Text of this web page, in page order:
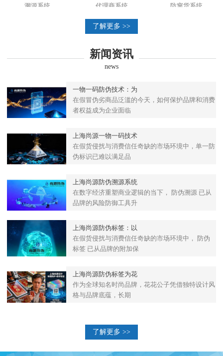
溯源系统 代理商系统 防窜货系统
了解更多 >>
新闻资讯
news
一物一码防伪技术：为
在假冒伪劣商品泛滥的今天，如何保护品牌和消费
者权益成为企业面临
上海尚源一物一码技术
在假货侵扰与消费信任奇缺的市场环境中，单一防
伪标识已难以满足品
上海尚源防伪溯源系统
在数字经济重塑商业逻辑的当下， 防伪溯源 已从
品牌的风险防御工具升
上海尚源防伪标签：以
在假货侵扰与消费信任奇缺的市场环境中， 防伪
标签 已从品牌的附加保
上海尚源防伪标签为花
作为全球知名时尚品牌，花花公子凭借独特设计风
格与品牌底蕴，长期
了解更多 >>